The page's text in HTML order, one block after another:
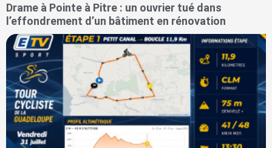
Drame à Pointe à Pitre : un ouvrier tué dans
l’effondrement d’un bâtiment en rénovation